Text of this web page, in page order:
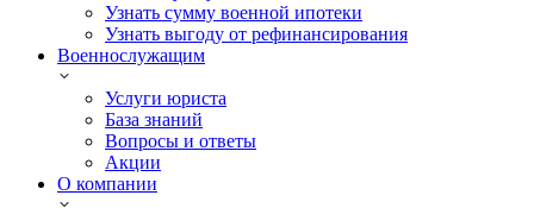
Узнать сумму военной ипотеки
Узнать выгоду от рефинансирования
Военнослужащим
Услуги юриста
База знаний
Вопросы и ответы
Акции
О компании